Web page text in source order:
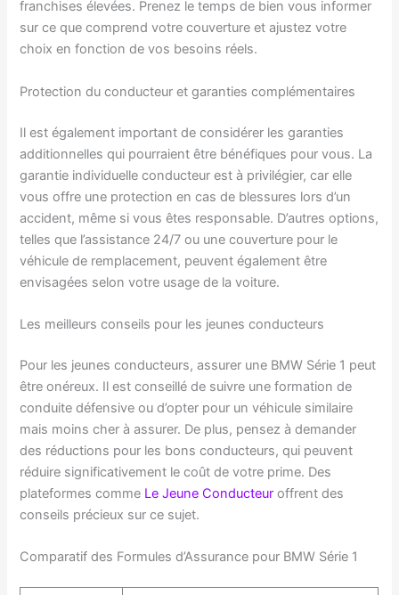
franchises élevées. Prenez le temps de bien vous informer
sur ce que comprend votre couverture et ajustez votre
choix en fonction de vos besoins réels.
Protection du conducteur et garanties complémentaires
Il est également important de considérer les garanties
additionnelles qui pourraient être bénéfiques pour vous. La
garantie individuelle conducteur est à privilégier, car elle
vous offre une protection en cas de blessures lors d’un
accident, même si vous êtes responsable. D’autres options,
telles que l’assistance 24/7 ou une couverture pour le
véhicule de remplacement, peuvent également être
envisagées selon votre usage de la voiture.
Les meilleurs conseils pour les jeunes conducteurs
Pour les jeunes conducteurs, assurer une BMW Série 1 peut
être onéreux. Il est conseillé de suivre une formation de
conduite défensive ou d’opter pour un véhicule similaire
mais moins cher à assurer. De plus, pensez à demander
des réductions pour les bons conducteurs, qui peuvent
réduire significativement le coût de votre prime. Des
plateformes comme Le Jeune Conducteur offrent des
conseils précieux sur ce sujet.
Comparatif des Formules d’Assurance pour BMW Série 1